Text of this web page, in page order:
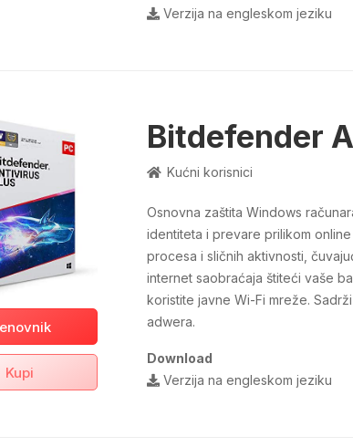
Verzija na engleskom jeziku
Kupi
Bitdefender
Kućni korisnici
Osnovna zaštita Windows
identiteta i prevare prilikom
procesa i sličnih aktivnosti,
internet saobraćaja štiteći vaše
koristite javne Wi-Fi mreže.
adwera.
Download
Verzija na engleskom jeziku